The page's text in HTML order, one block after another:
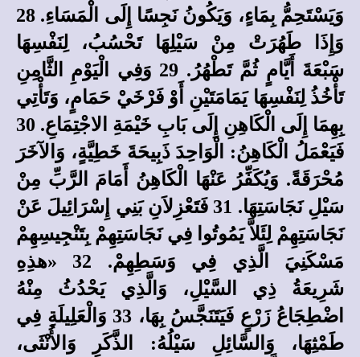
وَيَسْتَحِمُّ بِمَاءٍ، وَيَكُونُ نَجِسًا إِلَى الْمَسَاءِ. 28
وَإِذَا طَهُرَتْ مِنْ سَيْلِهَا تَحْسُبُ، لِنَفْسِهَا
سَبْعَةَ أَيَّامٍ ثُمَّ تَطْهُرُ. 29 وَفِي الْيَوْمِ الثَّامِنِ
تَأْخُذُ لِنَفْسِهَا يَمَامَتَيْنِ أَوْ فَرْخَيْ حَمَامٍ، وَتَأْتِي
بِهِمَا إِلَى الْكَاهِنِ إِلَى بَابِ خَيْمَةِ الاجْتِمَاعِ. 30
فَيَعْمَلُ الْكَاهِنُ: الْوَاحِدَ ذَبِيحَةَ خَطِيَّةٍ، وَالآخَرَ
مُحْرَقَةً. وَيُكَفِّرُ عَنْهَا الْكَاهِنُ أَمَامَ الرَّبِّ مِنْ
سَيْلِ نَجَاسَتِهَا. 31 فَتَعْزِلاَنِ بَنِي إِسْرَائِيلَ عَنْ
نَجَاسَتِهِمْ لِئَلاَّ يَمُوتُوا فِي نَجَاسَتِهِمْ بِتَنْجِيسِهِمْ
مَسْكَنِيَ الَّذِي فِي وَسَطِهِمْ. 32 «هذِهِ
شَرِيعَةُ ذِي السَّيْلِ، وَالَّذِي يَحْدُثُ مِنْهُ
اضْطِجَاعُ زَرْعٍ فَيَتَنَجَّسُ بِهَا، 33 وَالْعَلِيلَةِ فِي
طَمْثِهَا، وَالسَّائِلِ سَيْلُهُ: الذَّكَرِ وَالأُنْثَى،